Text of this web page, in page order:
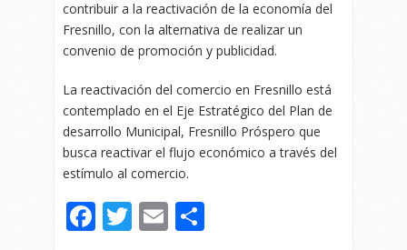
contribuir a la reactivación de la economía del
Fresnillo, con la alternativa de realizar un
convenio de promoción y publicidad.
La reactivación del comercio en Fresnillo está
contemplado en el Eje Estratégico del Plan de
desarrollo Municipal, Fresnillo Próspero que
busca reactivar el flujo económico a través del
estímulo al comercio.
Facebook
Twitter
Email